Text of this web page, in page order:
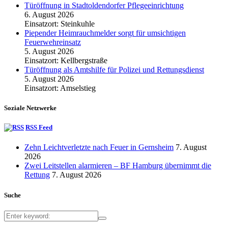
Türöffnung in Stadtoldendorfer Pflegeeinrichtung
6. August 2026
Einsatzort: Steinkuhle
Piepender Heimrauchmelder sorgt für umsichtigen
Feuerwehreinsatz
5. August 2026
Einsatzort: Kellbergstraße
Türöffnung als Amtshilfe für Polizei und Rettungsdienst
5. August 2026
Einsatzort: Amselstieg
Soziale Netzwerke
RSS Feed
Zehn Leichtverletzte nach Feuer in Gernsheim 7. August
2026
Zwei Leitstellen alarmieren – BF Hamburg übernimmt die
Rettung 7. August 2026
Suche